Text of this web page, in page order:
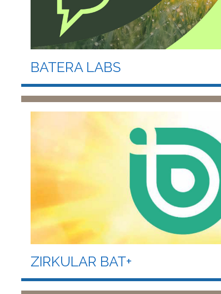
BATERA LABS
ZIRKULAR BAT+